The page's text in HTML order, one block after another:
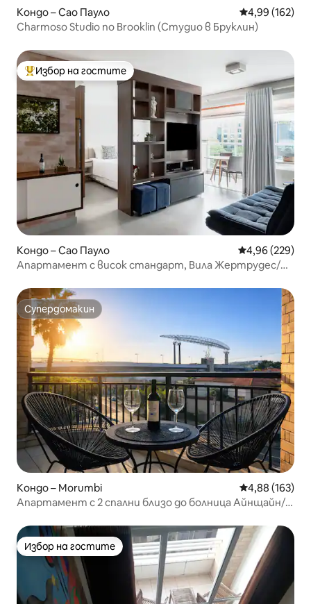
Кондо – Сао Пауло Средна
4,99 (162)
Charmoso Studio no Brooklin (Студио в Бруклин)
Най-популярен избор на гостите
Избор на гостите
Кондо – Сао Пауло Средна
4,96 (229)
Апартамент с висок стандарт, Вила Жертрудес/
Супердомакин
Супердомакин
Кондо – Morumbi Средна
4,88 (163)
Апартамент с 2 спални близо до болница Айнщайн/
Избор на гостите
Избор на гостите